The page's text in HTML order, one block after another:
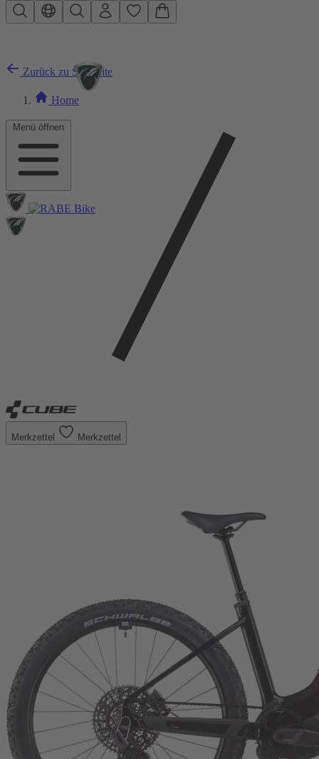
Zum Hauptinhalt springen
Menü öffnen
Zurück zu Startseite
Home
Merkzettel Merkzettel